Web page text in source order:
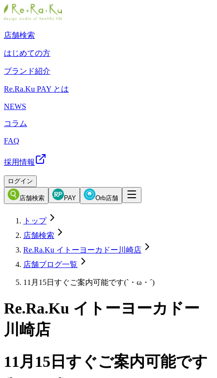
店舗検索
はじめての方
ブランド紹介
Re.Ra.Ku PAY とは
NEWS
コラム
FAQ
採用情報
ログイン
店舗検索 PAY Orb店舗
トップ
店舗検索
Re.Ra.Ku イトーヨーカドー川崎店
店舗ブログ一覧
11月15日すぐご案内可能です(`・ω・´)
Re.Ra.Ku イトーヨーカドー
川崎店
11月15日すぐご案内可能です